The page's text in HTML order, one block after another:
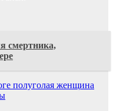
смертника,
полуголая женщина